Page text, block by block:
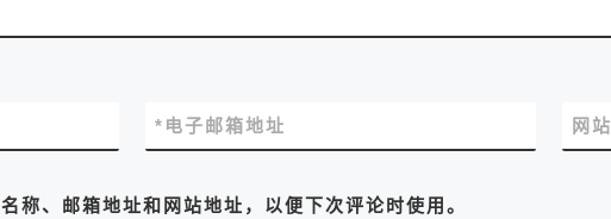
电子邮箱地址
* 网
称、邮箱地址和网站地址，以便下次评论时使用。